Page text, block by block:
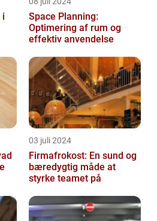
i
Space Planning:
Optimering af rum og
effektiv anvendelse
03 juli 2024
Firmafrokost: En sund og
bæredygtig måde at
styrke teamet på